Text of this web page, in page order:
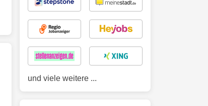
und viele weitere ...